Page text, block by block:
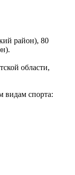
район), 80
области,
видам спорта: